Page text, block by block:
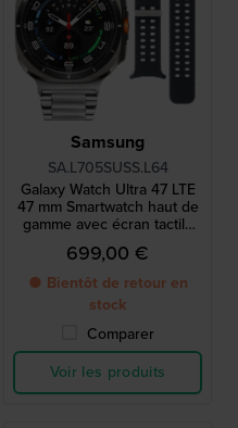
Samsung
SA.L705SUSS.L64
Galaxy Watch Ultra 47 LTE
47 mm Smartwatch haut de
gamme avec écran tactile
AMOLED et bracelet
supplémentaire
699,00 €
● Bientôt de retour en
stock
Comparer
Voir les produits